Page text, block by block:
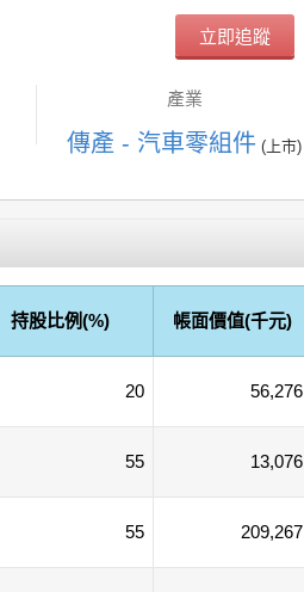
立即追蹤
產業
傳產 - 汽車零組件 (上市)
持股比例(%) 帳面價值(千元)
20 56,276
55 13,076
55 209,267